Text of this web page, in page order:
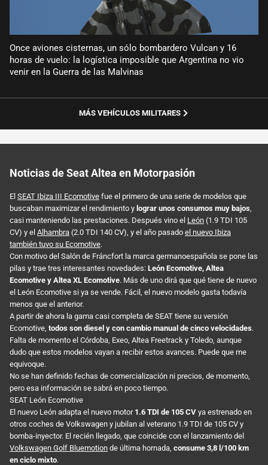
Once aviones cisternas, un sólo bombardero Vulcan y 16
horas de vuelo: la logística imposible que Argentina no vio
venir en la Guerra de las Malvinas
MÁS VEHÍCULOS MILITARES
Noticias de Seat Altea en Motorpasión
El SEAT Ibiza III Ecomotive fue el primero de una serie de modelos que
buscaban maximizar el rendimiento y lograr unos consumos muy bajos
casi manteniendo las prestaciones. Después vino el León (1.9 TDI 105
CV) y el Alhambra (2.0 TDI 140 CV), y el año pasado el nuevo Ibiza
también tuvo su Ecomotive.
Con motivo del Salón de Fráncfort la marca germanoespañola se pone las
pilas y trae tres interesantes novedades: León Ecomotive, Altea
Ecomotive y Altea XL Ecomotive. Más de uno dirá que qué tiene de nuevo
el León Ecomotive si ya se vende. Fácil, el nuevo modelo gasta todavía
menos que el anterior.
A partir de ahora la gama casi completa de SEAT tiene su versión
Ecomotive, todos son diesel y con cambio manual de cinco velocidades.
Falta de momento el Córdoba, Exeo, Altea Freetrack y Toledo, aunque
dudo que estos modelos vayan a recibir estos avances. Puede que me
equivoque.
No se han definido fechas de comercialización ni precios, de momento,
pero esa información se sabrá en poco tiempo.
SEAT León Ecomotive
El nuevo León adapta el nuevo motor 1.6 TDI de 105 CV ya estrenado en
otros coches de Volkswagen y jubilan al veterano 1.9 TDI de 105 CV y
bomba-inyector. El recién llegado, que coincide con el lanzamiento del
Volkswagen Golf Bluemotion de última hornada, consume 3,8 l/100 km
en ciclo mixto.